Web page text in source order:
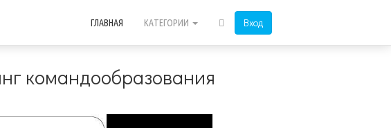
Вход
ГЛАВНАЯ КАТЕГОРИИ
командообразования